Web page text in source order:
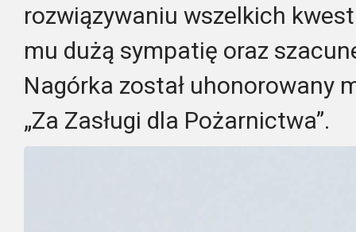
rozwiązywaniu wszelkich
mu dużą sympatię oraz
Nagórka został uhonorowany
„Za Zasługi dla Pożarnictwa”.